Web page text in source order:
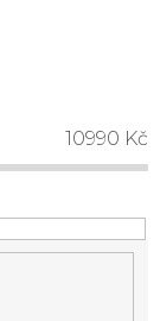
10990 Kč